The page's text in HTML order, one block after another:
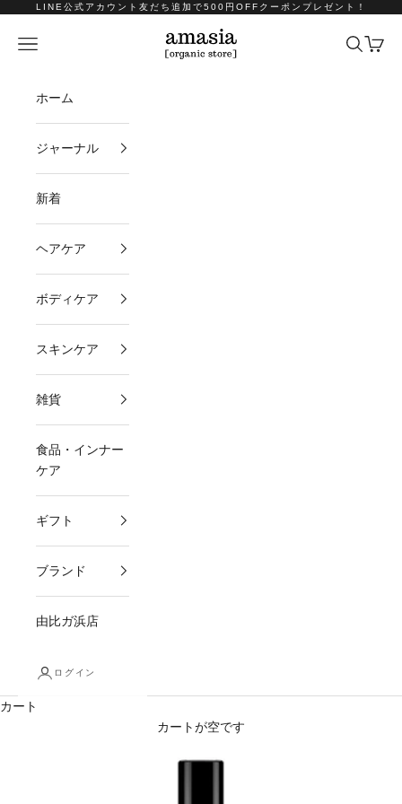
コンテンツへスキップ
LINE公式アカウント友だち追加で500円OFFクーポンプレゼント！
amasia organic store
メニュー 検索カート
ホーム
ジャーナル
新着
ヘアケア
ボディケア
スキンケア
雑貨
食品・インナー
ケア
ギフト
ブランド
由比ガ浜店
ログイン
カート
カートが空です